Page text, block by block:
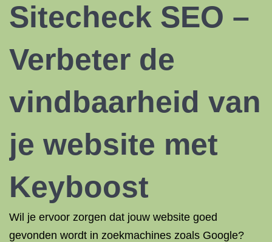
Sitecheck SEO –
Verbeter de
vindbaarheid van
je website met
Keyboost
Wil je ervoor zorgen dat jouw website goed
gevonden wordt in zoekmachines zoals Google?